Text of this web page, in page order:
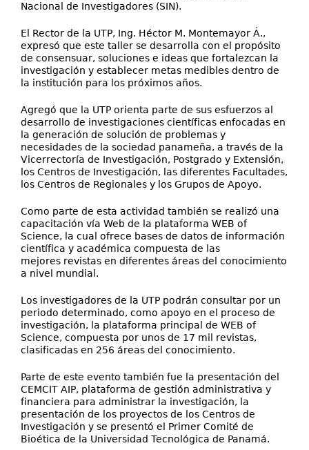
Nacional de Investigadores (SIN).
El Rector de la UTP, Ing. Héctor M. Montemayor Á.,
expresó que este taller se desarrolla con el propósito
de consensuar, soluciones e ideas que fortalezcan la
investigación y establecer metas medibles dentro de
la institución para los próximos años.
Agregó que la UTP orienta parte de sus esfuerzos al
desarrollo de investigaciones científicas enfocadas en
la generación de solución de problemas y
necesidades de la sociedad panameña, a través de la
Vicerrectoría de Investigación, Postgrado y Extensión,
los Centros de Investigación, las diferentes Facultades,
los Centros de Regionales y los Grupos de Apoyo.
Como parte de esta actividad también se realizó una
capacitación vía Web de la plataforma WEB of
Science, la cual ofrece bases de datos de información
científica y académica compuesta de las
mejores revistas en diferentes áreas del conocimiento
a nivel mundial.
Los investigadores de la UTP podrán consultar por un
periodo determinado, como apoyo en el proceso de
investigación, la plataforma principal de WEB of
Science, compuesta por unos de 17 mil revistas,
clasificadas en 256 áreas del conocimiento.
Parte de este evento también fue la presentación del
CEMCIT AIP, plataforma de gestión administrativa y
financiera para administrar la investigación, la
presentación de los proyectos de los Centros de
Investigación y se presentó el Primer Comité de
Bioética de la Universidad Tecnológica de Panamá.